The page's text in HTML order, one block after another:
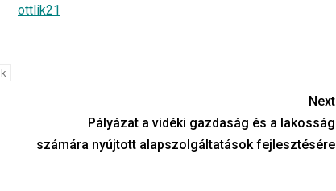
Next
Pályázat a vidéki gazdaság és a lakosság
számára nyújtott alapszolgáltatások fejlesztésére